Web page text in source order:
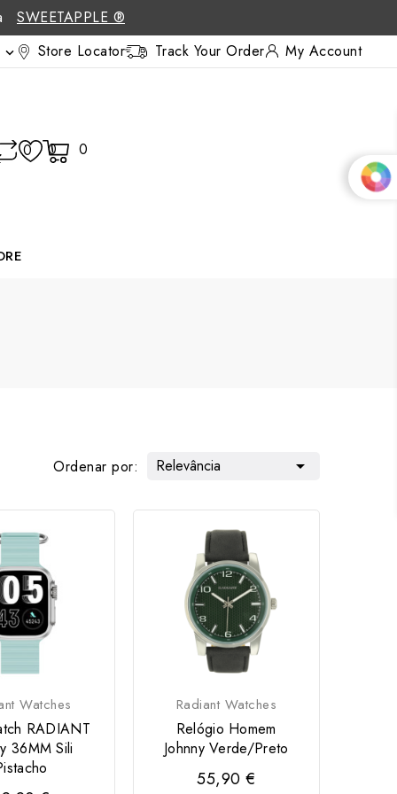
SWEETAPPLE ®
 Store Locator Track Your Order My Account
0 0 0
Ordenar por: Relevância 
Watches
RADIANT
36MM Sili
Radiant Watches
Relógio Homem
Johnny Verde/Preto
55,90 €